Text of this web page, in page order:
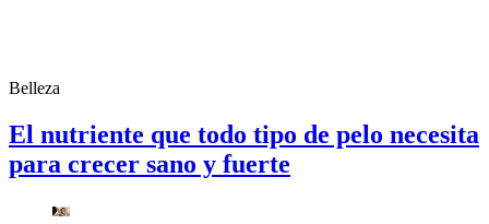
Belleza
El nutriente que todo tipo de pelo necesita
para crecer sano y fuerte